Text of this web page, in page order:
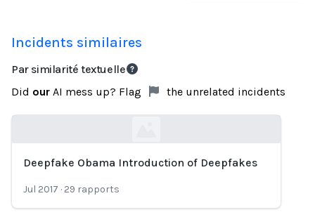
Incidents similaires
Par similarité textuelle
Did our AI mess up? Flag the unrelated incidents
Loading...
Deepfake Obama Introduction of Deepfakes
Jul 2017 · 29 rapports